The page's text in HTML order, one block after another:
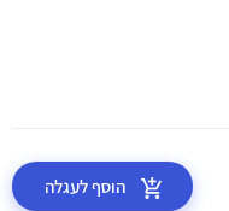
הוסף לעגלה